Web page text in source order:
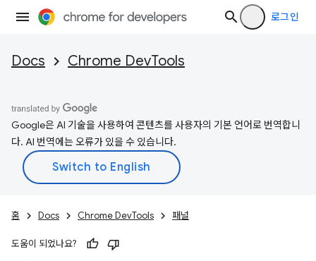
로그인
Docs Chrome DevTools
Google은 AI 기술을 사용하여 콘텐츠를 사용자의 기본 언어로 번역합니
다. AI 번역에는 오류가 있을 수 있습니다.
홈 Docs Chrome DevTools 패널
도움이 되었나요?